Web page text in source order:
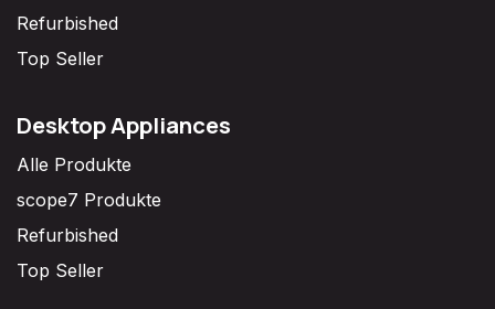
Refurbished
Top Seller
Desktop Appliances
Alle Produkte
scope7 Produkte
Refurbished
Top Seller